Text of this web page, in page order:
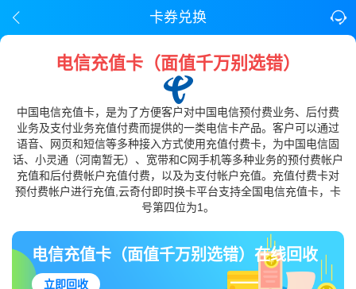
卡券兑换
电信充值卡（面值千万别选错）
中国电信充值卡，是为了方便客户对中国电信预付费业务、后付费
业务及支付业务充值付费而提供的一类电信卡产品。客户可以通过
语音、网页和短信等多种接入方式使用充值付费卡，为中国电信固
话、小灵通（河南暂无）、宽带和C网手机等多种业务的预付费帐户
充值和后付费帐户充值付费，以及为支付帐户充值。充值付费卡对
预付费帐户进行充值,云奇付即时换卡平台支持全国电信充值卡，卡
号第四位为1。
电信充值卡（面值千万别选错）在线回收
立即回收